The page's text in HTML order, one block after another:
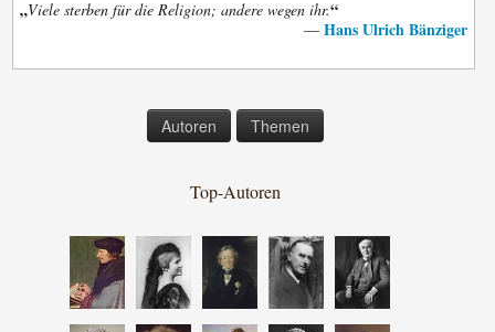
„Viele sterben für die Religion; andere wegen ihr.“
— Hans Ulrich Bänziger
Autoren Themen
Top-Autoren